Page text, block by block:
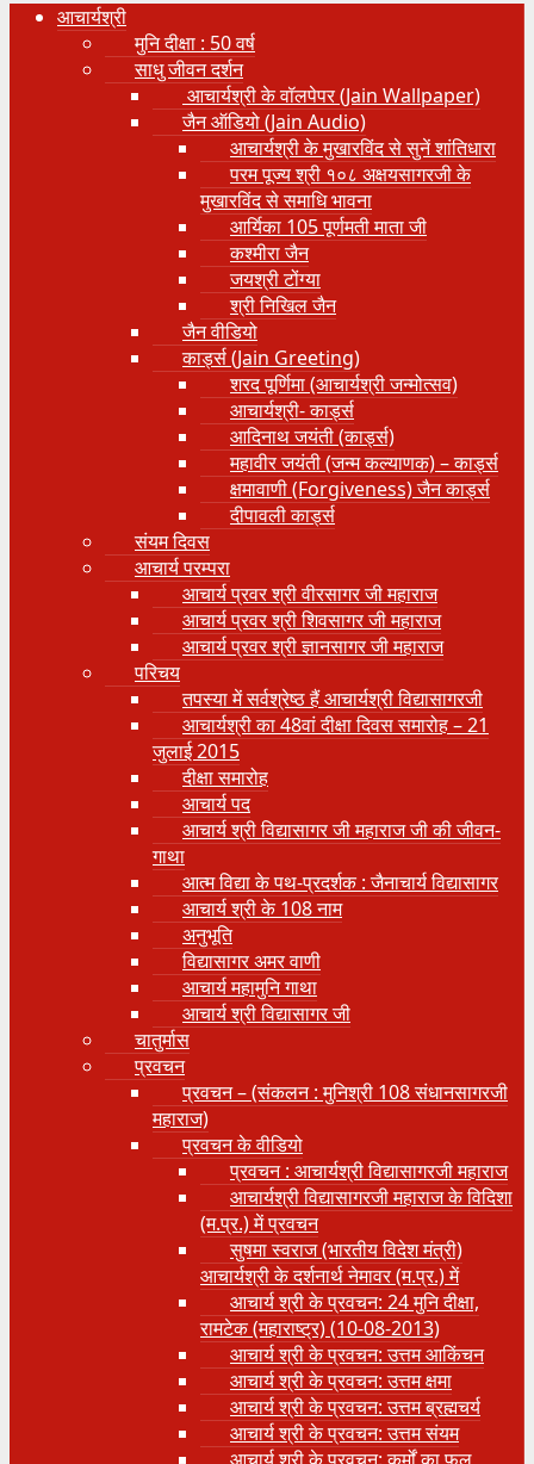
आचार्यश्री
मुनि दीक्षा : 50 वर्ष
साधु जीवन दर्शन
आचार्यश्री के वॉलपेपर (Jain Wallpaper)
जैन ऑडियो (Jain Audio)
आचार्यश्री के मुखारविंद से सुनें शांतिधारा
परम पूज्य श्री १०८ अक्षयसागरजी के
मुखारविंद से समाधि भावना
आर्यिका 105 पूर्णमती माता जी
कश्मीरा जैन
जयश्री टोंग्या
श्री निखिल जैन
जैन वीडियो
कार्ड्स (Jain Greeting)
शरद पूर्णिमा (आचार्यश्री जन्मोत्सव)
आचार्यश्री- कार्ड्स
आदिनाथ जयंती (कार्ड्स)
महावीर जयंती (जन्म कल्याणक) – कार्ड्स
क्षमावाणी (Forgiveness) जैन कार्ड्स
दीपावली कार्ड्स
संयम दिवस
आचार्य परम्परा
आचार्य प्रवर श्री वीरसागर जी महाराज
आचार्य प्रवर श्री शिवसागर जी महाराज
आचार्य प्रवर श्री ज्ञानसागर जी महाराज
परिचय
तपस्या में सर्वश्रेष्ठ हैं आचार्यश्री विद्यासागरजी
आचार्यश्री का 48वां दीक्षा दिवस समारोह – 21
जुलाई 2015
दीक्षा समारोह
आचार्य पद
आचार्य श्री विद्यासागर जी महाराज जी की जीवन-
गाथा
आत्म विद्या के पथ-प्रदर्शक : जैनाचार्य विद्यासागर
आचार्य श्री के 108 नाम
अनुभूति
विद्यासागर अमर वाणी
आचार्य महामुनि गाथा
आचार्य श्री विद्यासागर जी
चातुर्मास
प्रवचन
प्रवचन – (संकलन : मुनिश्री 108 संधानसागरजी
महाराज)
प्रवचन के वीडियो
प्रवचन : आचार्यश्री ‍विद्यासागरजी महाराज
आचार्यश्री विद्यासागरजी महाराज के विदिशा
(म.प्र.) में प्रवचन
सुषमा स्वराज (भारतीय विदेश मंत्री)
आचार्यश्री के दर्शनार्थ नेमावर (म.प्र.) में
आचार्य श्री के प्रवचन: 24 मुनि दीक्षा,
रामटेक (महाराष्ट्र) (10-08-2013)
आचार्य श्री के प्रवचन: उत्तम आकिंचन
आचार्य श्री के प्रवचन: उत्तम क्षमा
आचार्य श्री के प्रवचन: उत्तम ब्रह्मचर्य
आचार्य श्री के प्रवचन: उत्तम संयम